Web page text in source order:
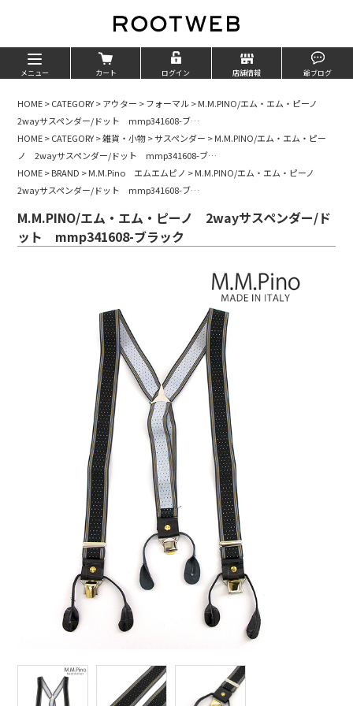
メニュー カート ログイン 店舗情報 爺ブログ
HOME>CATEGORY>アウター >フォーマル>M.M.PINO/エム・エム・ピーノ
2wayサスペンダー/ドット mmp341608-ブ…
HOME>CATEGORY>雑貨・小物>サスペンダー >M.M.PINO/エム・エム・ピー
ノ 2wayサスペンダー/ドット mmp341608-ブ…
HOME>BRAND >M.M.Pino エムエムピノ >M.M.PINO/エム・エム・ピーノ
2wayサスペンダー/ドット mmp341608-ブ…
M.M.PINO/エム・エム・ピーノ 2wayサスペンダー/ド
ット mmp341608-ブラック